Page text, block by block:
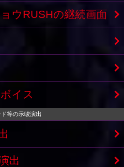
ウRUSHの継続画面
イス
等の示唆演出
出